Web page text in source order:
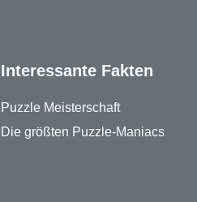
Interessante Fakten
Puzzle Meisterschaft
Die größten Puzzle-Maniacs